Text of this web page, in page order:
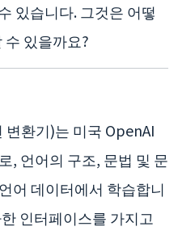
있습니다. 그것은 어떻
있을까요?
환기)는 미국 OpenAI
, 언어의 구조, 문법 및 문
어 데이터에서 학습합니
인터페이스를 가지고